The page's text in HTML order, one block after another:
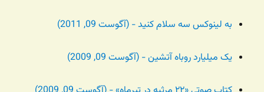
به لینوکس سه سلام کنید - (آگوست 09, 2011)
یک میلیارد روباه آتشین - (آگوست 09, 2009)